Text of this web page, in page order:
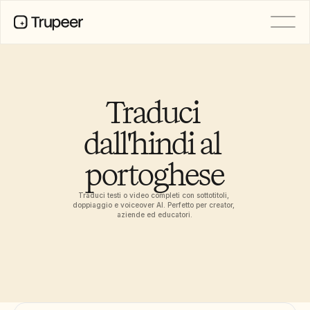
Traduci
dall'hindi al
portoghese
Traduci testi o video completi con sottotitoli,
doppiaggio e voiceover AI. Perfetto per creator,
aziende ed educatori.
Registrazione dello schermo AI